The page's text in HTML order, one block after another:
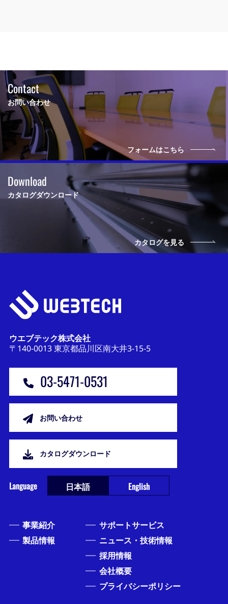
Contact
お問い合わせ
フォームはこちら
Download
カタログダウンロード
カタログを見る
ウエブテック株式会社
〒140-0013 東京都品川区南大井3-15-5
03-5471-0531
お問い合わせ
カタログダウンロード
Language 日本語 English
事業紹介
製品情報
サポートサービス
ニュース・技術情報
採用情報
会社概要
プライバシーポリシー